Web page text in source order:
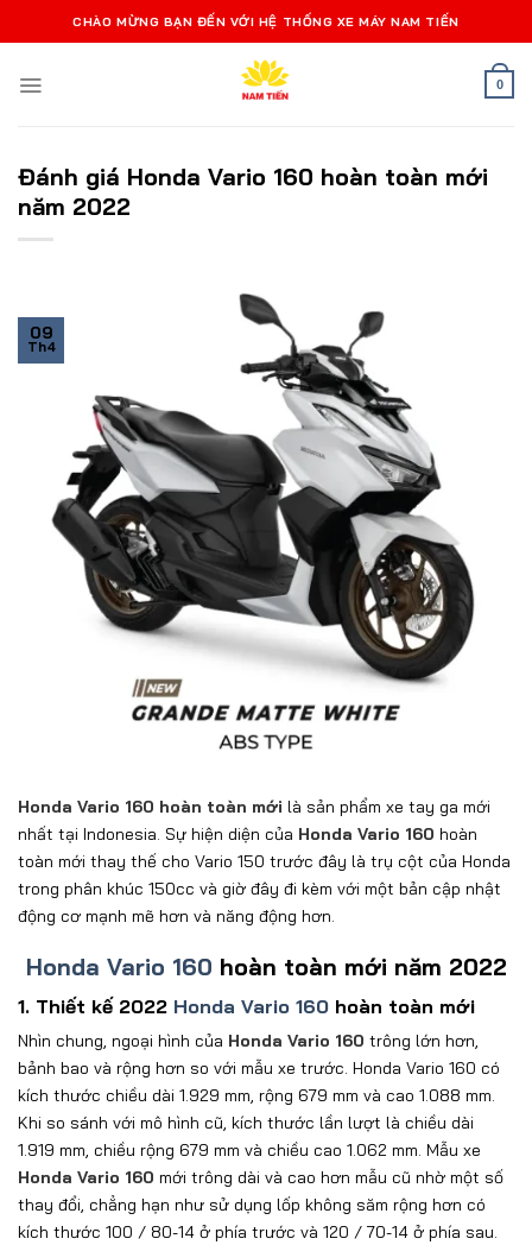
qua
dung
CHÀO MỪNG BẠN ĐẾN VỚI HỆ THỐNG XE MÁY NAM TIẾN
0
Đánh giá Honda Vario 160 hoàn toàn mới
năm 2022
09
Th4
Honda Vario 160 hoàn toàn mới là sản phẩm xe tay ga mới
nhất tại Indonesia. Sự hiện diện của Honda Vario 160 hoàn
toàn mới thay thế cho Vario 150 trước đây là trụ cột của Honda
trong phân khúc 150cc và giờ đây đi kèm với một bản cập nhật
động cơ mạnh mẽ hơn và năng động hơn.
Honda Vario 160 hoàn toàn mới năm 2022
1. Thiết kế 2022 Honda Vario 160 hoàn toàn mới
Nhìn chung, ngoại hình của Honda Vario 160 trông lớn hơn,
bảnh bao và rộng hơn so với mẫu xe trước. Honda Vario 160 có
kích thước chiều dài 1.929 mm, rộng 679 mm và cao 1.088 mm.
Khi so sánh với mô hình cũ, kích thước lần lượt là chiều dài
1.919 mm, chiều rộng 679 mm và chiều cao 1.062 mm. Mẫu xe
Honda Vario 160 mới trông dài và cao hơn mẫu cũ nhờ một số
thay đổi, chẳng hạn như sử dụng lốp không săm rộng hơn có
kích thước 100 / 80-14 ở phía trước và 120 / 70-14 ở phía sau.